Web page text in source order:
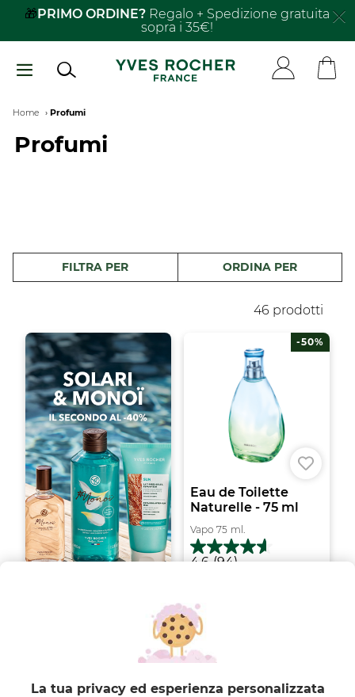
Salta
principale
Solari e Monoïil secondo al -40%​
Breadcrumb
Home Profumi
Profumi
FILTRA PER ORDINA PER
46 prodotti
Eau de Toilette
Naturelle - 75 ml
Vapo 75 ml.
4.6 (94)
4.6
stelle.
94
recensioni
-50%
-50%
La tua privacy ed esperienza personalizzata